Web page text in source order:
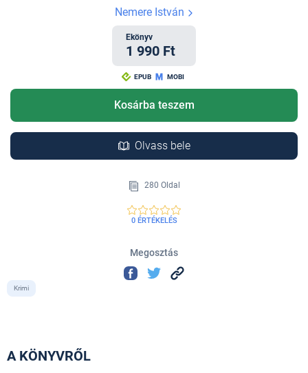
Nemere István
Ekönyv
1 990 Ft
EPUB MOBI
Kosárba teszem
Olvass bele
280 Oldal
0 ÉRTÉKELÉS
Megosztás
Krimi
A KÖNYVRŐL